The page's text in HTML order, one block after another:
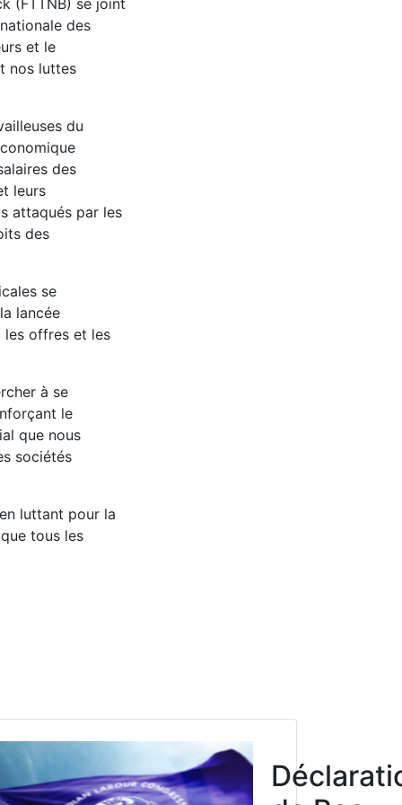
(FTTNB) se joint
des
et le
nos luttes
du
des
leurs
attaqués par les
des
se
lancée
les offres et les
à se
le
que nous
sociétés
luttant pour la
tous les
Click to open the link